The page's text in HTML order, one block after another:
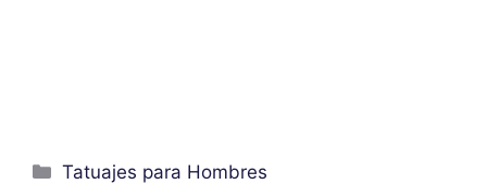
Categorías
Tatuajes para Hombres